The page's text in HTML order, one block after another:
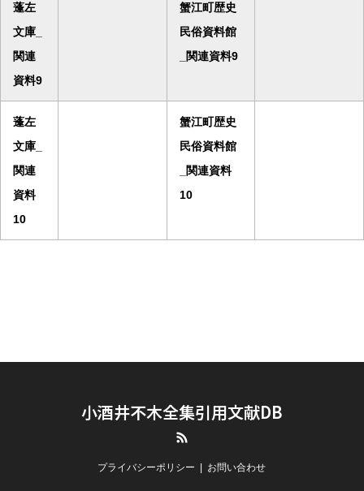
蓬左
文庫_
関連
資料9
蟹江町歴史
民俗資料館
_関連資料9
蓬左
文庫_
関連
資料
10
蟹江町歴史
民俗資料館
_関連資料
10
小酒井不木全集引用文献DB
プライバシーポリシー お問い合わせ